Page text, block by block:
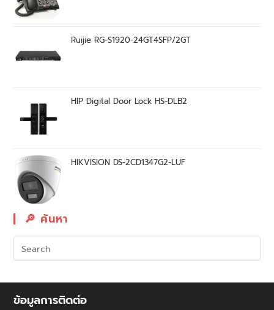
Ruijie RG-S1920-24GT4SFP/2GT
HIP Digital Door Lock HS-DLB2
HIKVISION DS-2CD1347G2-LUF
🔎︎ ค้นหา
ข้อมูลการติดต่อ